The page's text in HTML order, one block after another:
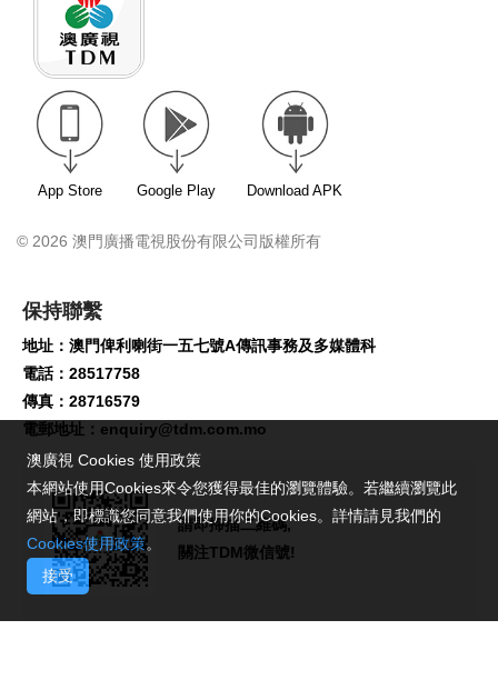
App Store Google Play Download APK
© 2026 澳門廣播電視股份有限公司版權所有
保持聯繫
地址：澳門俾利喇街一五七號A傳訊事務及多媒體科
電話：28517758
傳真：28716579
電郵地址： enquiry@tdm.com.mo
請即掃描二維碼,
關注TDM微信號!
澳廣視 Cookies 使用政策
本網站使用Cookies來令您獲得最佳的瀏覽體驗。若繼續瀏覽此
網站，即標識您同意我們使用你的Cookies。詳情請見我們的
Cookies使用政策。
接受